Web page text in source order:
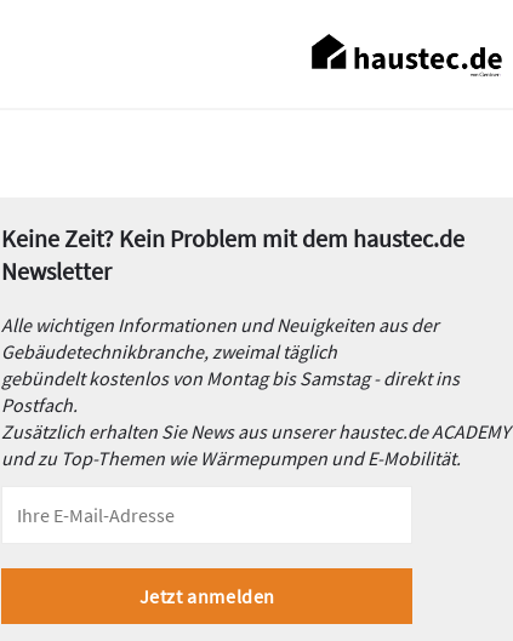
Keine Zeit? Kein Problem mit dem haustec.de
Newsletter
Alle wichtigen Informationen und Neuigkeiten aus der
Gebäudetechnikbranche, zweimal täglich
gebündelt kostenlos von Montag bis Samstag - direkt ins
Postfach.
Zusätzlich erhalten Sie News aus unserer haustec.de ACADEMY
und zu Top-Themen wie Wärmepumpen und E-Mobilität.